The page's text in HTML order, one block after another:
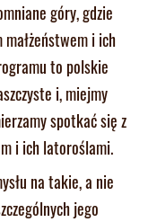
góry, gdzie
małżeństwem i ich
to polskie
i, miejmy
spotkać się z
i ich latoroślami.
na takie, a nie
jego